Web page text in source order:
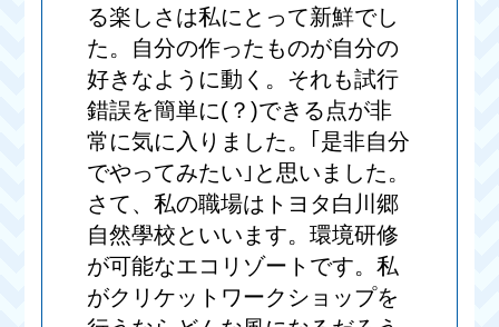
る楽しさは私にとって新鮮でし
た。自分の作ったものが自分の
好きなように動く。それも試行
錯誤を簡単に(？)できる点が非
常に気に入りました。｢是非自分
でやってみたい｣と思いました。
さて、私の職場はトヨタ白川郷
自然學校といいます。環境研修
が可能なエコリゾートです。私
がクリケットワークショップを